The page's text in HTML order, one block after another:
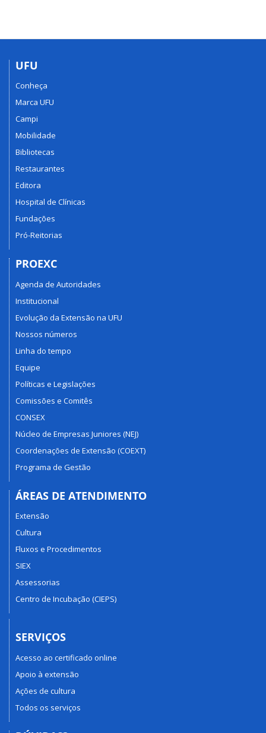
UFU
Conheça
Marca UFU
Campi
Mobilidade
Bibliotecas
Restaurantes
Editora
Hospital de Clínicas
Fundações
Pró-Reitorias
PROEXC
Agenda de Autoridades
Institucional
Evolução da Extensão na UFU
Nossos números
Linha do tempo
Equipe
Políticas e Legislações
Comissões e Comitês
CONSEX
Núcleo de Empresas Juniores (NEJ)
Coordenações de Extensão (COEXT)
Programa de Gestão
ÁREAS DE ATENDIMENTO
Extensão
Cultura
Fluxos e Procedimentos
SIEX
Assessorias
Centro de Incubação (CIEPS)
SERVIÇOS
Acesso ao certificado online
Apoio à extensão
Ações de cultura
Todos os serviços